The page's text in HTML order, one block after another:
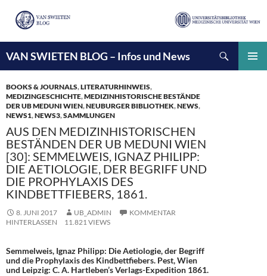
VAN SWIETEN BLOG – Infos und News
INHALT
SPRINGEN
BOOKS & JOURNALS,LITERATURHINWEIS,
MEDIZINGESCHICHTE,MEDIZINHISTORISCHE BESTÄNDE
DER UB MEDUNI WIEN,NEUBURGER BIBLIOTHEK,NEWS,
NEWS1,NEWS3,SAMMLUNGEN
AUS DEN MEDIZINHISTORISCHEN
BESTÄNDEN DER UB MEDUNI WIEN
[30]: SEMMELWEIS, IGNAZ PHILIPP:
DIE AETIOLOGIE, DER BEGRIFF UND
DIE PROPHYLAXIS DES
KINDBETTFIEBERS, 1861.
8. JUNI 2017 UB_ADMIN
KOMMENTAR
HINTERLASSEN
11.821 VIEWS
Semmelweis, Ignaz Philipp: Die Aetiologie, der Begriff
und die Prophylaxis des Kindbettfiebers. Pest, Wien
und Leipzig: C. A. Hartleben’s Verlags-Expedition 1861.